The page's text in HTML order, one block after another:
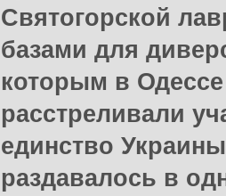
Святогорской
базами для
которым в
расстреливали
единство
раздавалось в